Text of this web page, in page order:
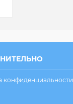
конфиденциальности